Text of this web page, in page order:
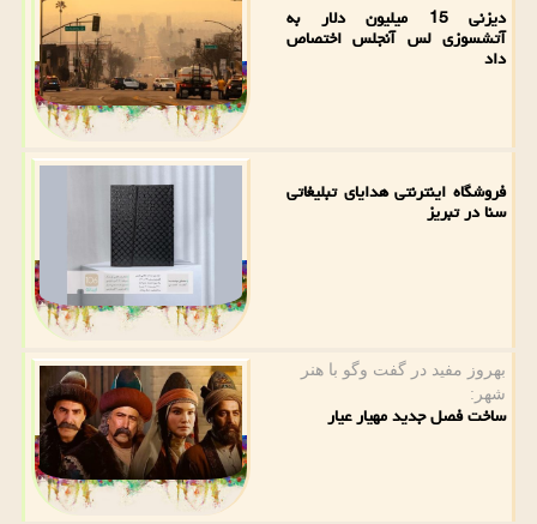
دیزنی 15 میلیون دلار به
آتشسوزی لس آنجلس اختصاص
داد
فروشگاه اینترنتی هدایای تبلیغاتی
سنا در تبریز
بهروز مفید در گفت وگو با هنر
شهر:
ساخت فصل جدید مهیار عیار